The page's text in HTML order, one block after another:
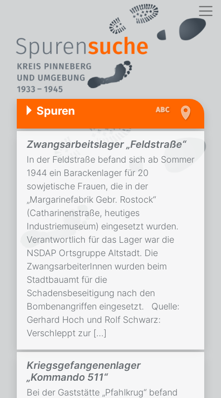
Spuren
Zwangsarbeitslager „Feldstraße“
In der Feldstraße befand sich ab Sommer
1944 ein Barackenlager für 20
sowjetische Frauen, die in der
„Margarinefabrik Gebr. Rostock“
(Catharinenstraße, heutiges
Industriemuseum) eingesetzt wurden.
Verantwortlich für das Lager war die
NSDAP Ortsgruppe Altstadt. Die
ZwangsarbeiterInnen wurden beim
Stadtbauamt für die
Schadensbeseitigung nach den
Bombenangriffen eingesetzt. Quelle:
Gerhard Hoch und Rolf Schwarz:
Verschleppt zur […]
Kriegsgefangenenlager
„Kommando 511“
Bei der Gaststätte „Pfahlkrug“ befand